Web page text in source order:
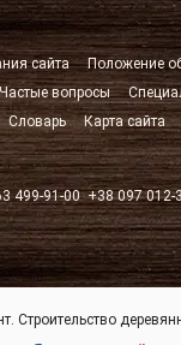
сайта
Положение
Частые вопросы
Словарь
Карта сайта
499-91-00 +38 097 012-
Строительство